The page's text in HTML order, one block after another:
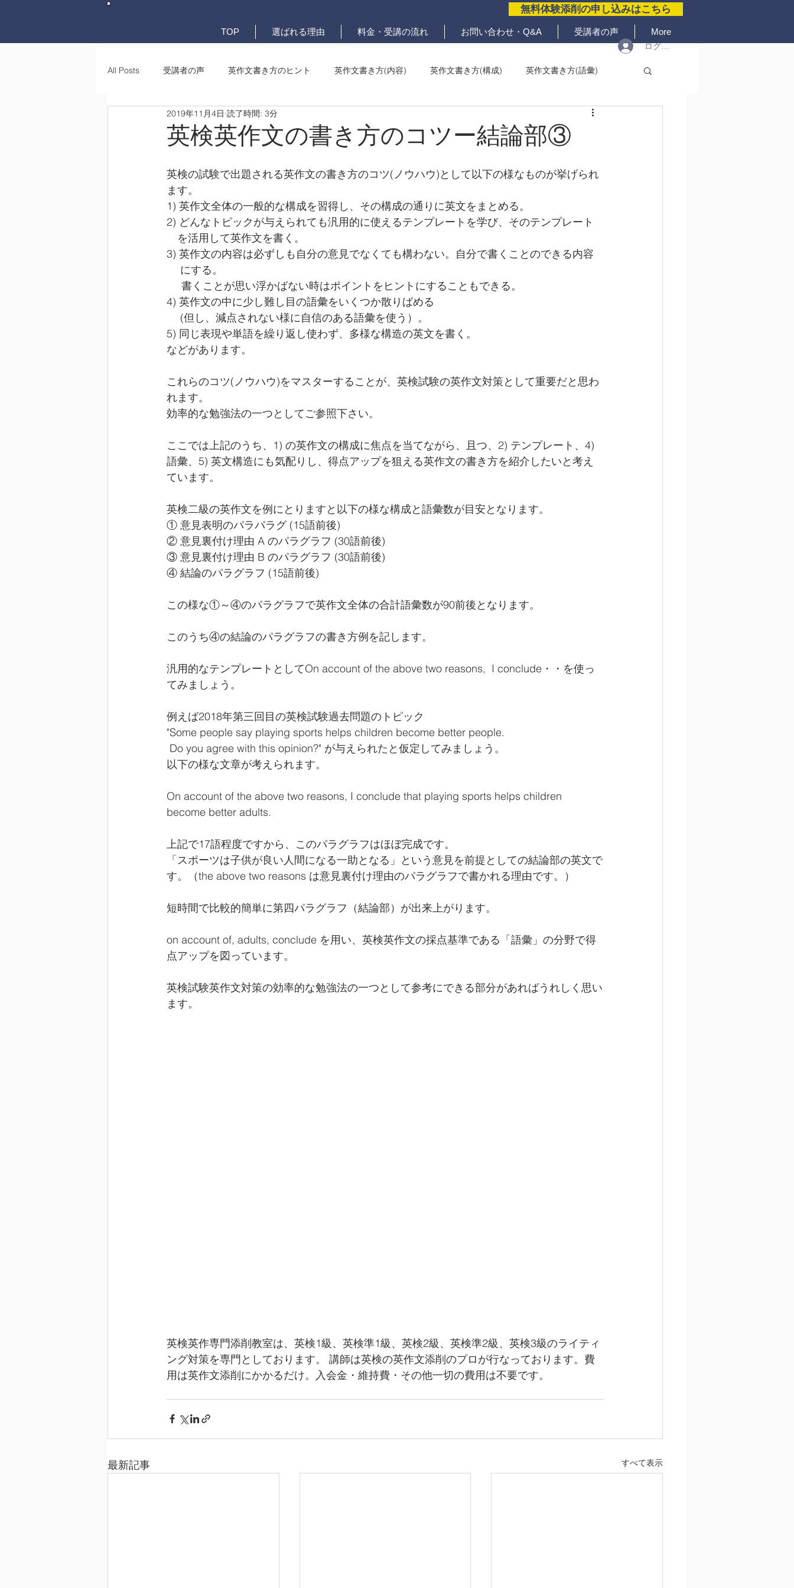
無料体験添削の申し込みはこちら
TOP 選ばれる理由 料金・受講の流れ お問い合わせ・Q&A 受講者の声 More
ログイン
All Posts 受講者の声 英作文書き方のヒント 英作文書き方(内容) 英作文書き方(構成) 英作文書き方(語彙)
英作文書き方(文法) 要約・e-メール問題
英検英作文の書き方のコツー結論部③
2019年11月4日 読了時間: 3分
英検の試験で出題される英作文の書き方のコツ(ノウハウ)として以下の様なものが挙げられ
ます。
1) 英作文全体の一般的な構成を習得し、その構成の通りに英文をまとめる。
2) どんなトピックが与えられても汎用的に使えるテンプレートを学び、そのテンプレート
を活用して英作文を書く。
3) 英作文の内容は必ずしも自分の意見でなくても構わない。自分で書くことのできる内容
にする。
     書くことが思い浮かばない時はポイントをヒントにすることもできる。
4) 英作文の中に少し難し目の語彙をいくつか散りばめる
(但し、減点されない様に自信のある語彙を使う）。
5) 同じ表現や単語を繰り返し使わず、多様な構造の英文を書く。
などがあります。
これらのコツ(ノウハウ)をマスターすることが、英検試験の英作文対策として重要だと思わ
れます。
効率的な勉強法の一つとしてご参照下さい。
ここでは上記のうち、1) の英作文の構成に焦点を当てながら、且つ、2) テンプレート、4)
語彙、5) 英文構造にも気配りし、得点アップを狙える英作文の書き方を紹介したいと考え
ています。
英検二級の英作文を例にとりますと以下の様な構成と語彙数が目安となります。
① 意見表明のパラパラグ (15語前後)
② 意見裏付け理由 A のパラグラフ (30語前後)
③ 意見裏付け理由 B のパラグラフ (30語前後)
④ 結論のパラグラフ (15語前後)
この様な①～④のパラグラフで英作文全体の合計語彙数が90前後となります。
このうち④の結論のパラグラフの書き方例を記します。
汎用的なテンプレートとしてOn account of the above two reasons,  I conclude・・を使っ
てみましょう。
例えば2018年第三回目の英検試験過去問題のトピック
"Some people say playing sports helps children become better people.
Do you agree with this opinion?" が与えられたと仮定してみましょう。
以下の様な文章が考えられます。
On account of the above two reasons, I conclude that playing sports helps children
become better adults.
上記で17語程度ですから、このパラグラフはほぼ完成です。
「スポーツは子供が良い人間になる一助となる」という意見を前提としての結論部の英文で
す。（the above two reasons は意見裏付け理由のパラグラフで書かれる理由です。）
短時間で比較的簡単に第四パラグラフ（結論部）が出来上がります。
on account of, adults, conclude を用い、英検英作文の採点基準である「語彙」の分野で得
点アップを図っています。
英検試験英作文対策の効率的な勉強法の一つとして参考にできる部分があればうれしく思い
ます。
英検英作専門添削教室は、英検1級、英検準1級、英検2級、英検準2級、英検3級のライティ
ング対策を専門としております。 講師は英検の英作文添削のプロが行なっております。費
用は英作文添削にかかるだけ。入会金・維持費・その他一切の費用は不要です。
最新記事 すべて表示